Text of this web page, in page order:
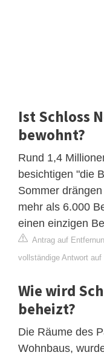
Ist Schloss
bewohnt?
Rund 1,4
besichtigen "die
Sommer
mehr als 6.000
einen einzigen
Antrag auf
vollständige Antwort
Wie wird
beheizt?
Die Räume des
Wohnbaus,